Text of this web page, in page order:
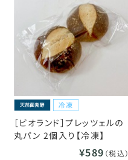
［ビオランド］プレッツェルの
丸パン 2個入り【冷凍】
¥589 （税込）